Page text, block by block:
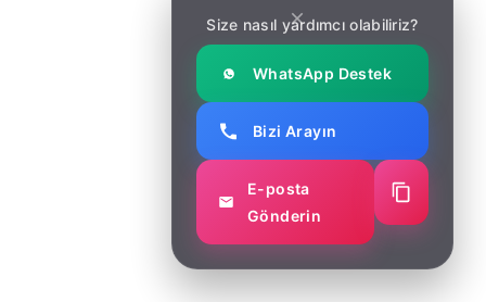
Size nasıl yardımcı olabiliriz?
WhatsApp Destek
Bizi Arayın
E-posta
Gönderin